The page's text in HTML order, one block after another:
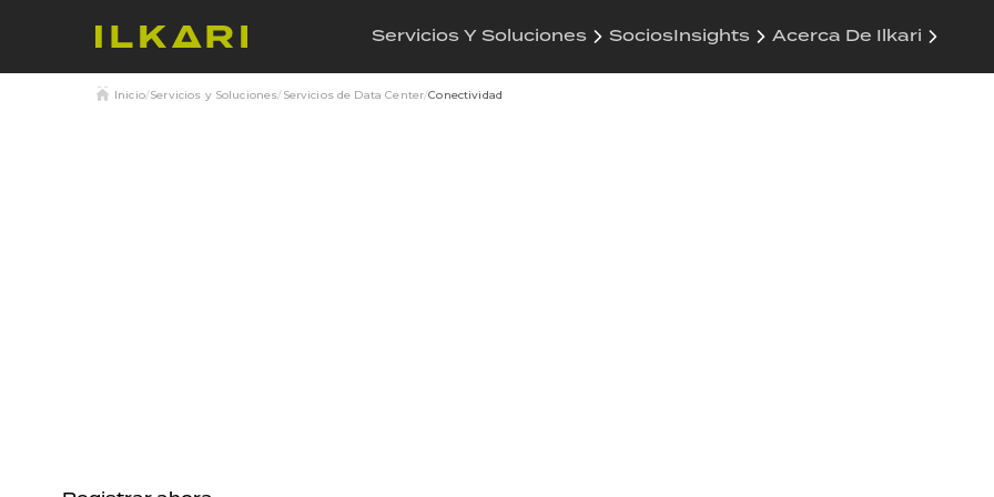
Servicios Y Soluciones SociosInsights Acerca De Ilkari
Inicio/Servicios y Soluciones/Servicios de Data Center/Conectividad